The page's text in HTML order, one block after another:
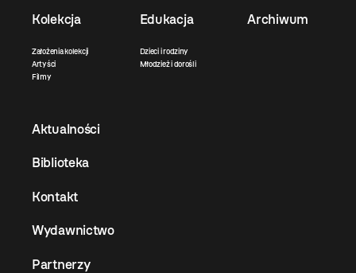
Kolekcja
Założenia kolekcji
Artyści
Filmy
Edukacja
Dzieci i rodziny
Młodzież i dorośli
Archiwum
Aktualności
Biblioteka
Kontakt
Wydawnictwo
Partnerzy